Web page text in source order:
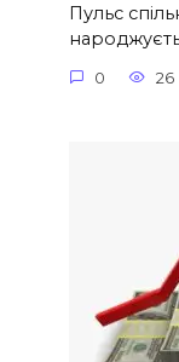
Пульс
0 26